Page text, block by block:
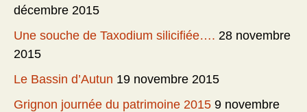
décembre 2015
Une souche de Taxodium silicifiée…. 28 novembre
2015
Le Bassin d’Autun 19 novembre 2015
Grignon journée du patrimoine 2015 9 novembre